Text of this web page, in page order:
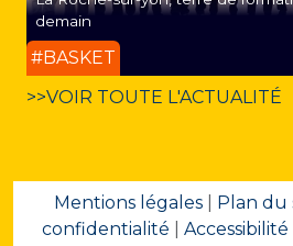
demain
#BASKET
>>VOIR TOUTE L'ACTUALITÉ
Mentions légales Plan du
confidentialité
Accessibilité